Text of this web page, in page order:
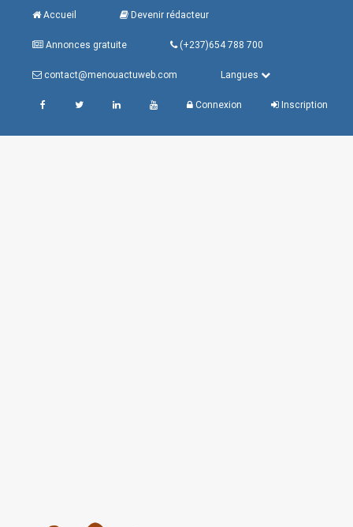
Accueil Devenir rédacteur
Annonces gratuite (+237)654 788 700
contact@menouactuweb.com Langues
Connexion Inscription